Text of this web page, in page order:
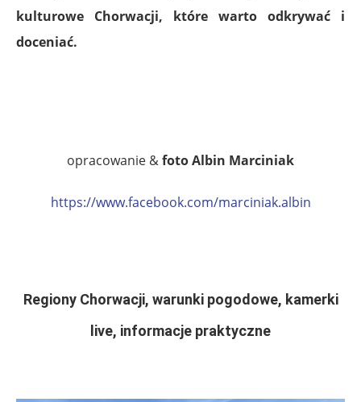
kulturowe Chorwacji, które warto odkrywać i
doceniać.
opracowanie &foto Albin Marciniak
https://www.facebook.com/marciniak.albin
Regiony Chorwacji, warunki pogodowe, kamerki
live, informacje praktyczne